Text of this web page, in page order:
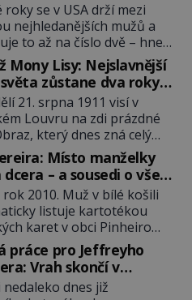
roky se v USA drží mezi
nejhledanějších mužů a
to až na číslo dvě – hned
bin Ládinovi (1957–
je James „Whitey“ Bulger
viněný ze spoluúčasti
vydírání a lichvy. A
krom toho je ještě
dealer, který neváhá
z cesty všechny práskače,
[…]
Mony Lisy: Nejslavnější
zůstane dva roky
21. srpna 1911 visí v
Louvru na zdi prázdné
který dnes zná celý
pryč. Zpočátku si nikdo
že jde o krádež.
jsou přesvědčeni, že
je jen v restaurátorské
u fotografa. Když se
propukne jeden z
honů na zloděje v […]
Místo manželky
– a sousedi o všem
rok 2010. Muž v bílé košili
listuje kartotékou
karet v obci Pinheiro
20 kilometrů od farmy s
majitelem. Něco tu
Ledaže… Ledaže by ta
z farmy byla ne
práce pro Jeffreyho
Vrah skončí v
krve ve vězeňských
nedaleko dnes již